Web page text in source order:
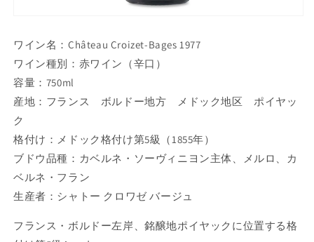
ワイン名：Château Croizet-Bages 1977
ワイン種別：赤ワイン（辛口）
容量：750ml
産地：フランス ボルドー地方 メドック地区 ポイヤッ
ク
格付け：メドック格付け第5級（1855年）
ブドウ品種：カベルネ・ソーヴィニヨン主体、メルロ、カ
ベルネ・フラン
生産者：シャトー クロワゼ バージュ
フランス・ボルドー左岸、銘醸地ポイヤックに位置する格